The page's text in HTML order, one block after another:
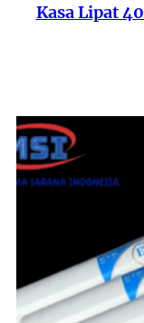
Kasa Lipat